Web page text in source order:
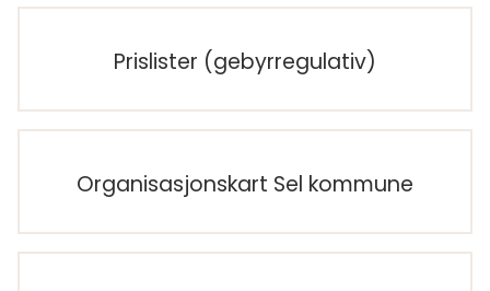
Prislister (gebyrregulativ)
Organisasjonskart Sel kommune